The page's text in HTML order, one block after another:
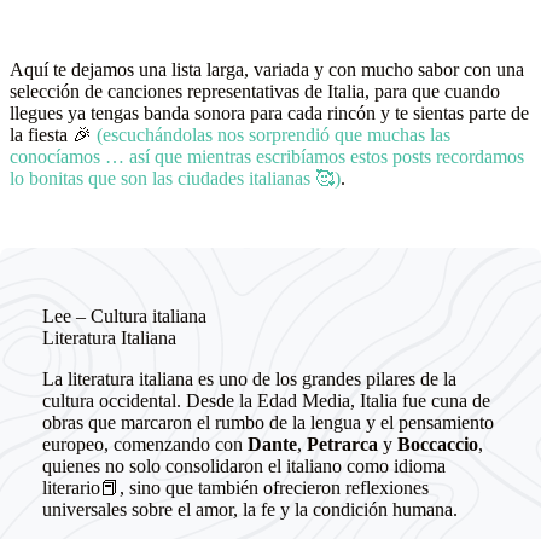
Aquí te dejamos una lista larga, variada y con mucho sabor con una
selección de canciones representativas de Italia, para que cuando
llegues ya tengas banda sonora para cada rincón y te sientas parte de
la fiesta 🎉 (escuchándolas nos sorprendió que muchas las
conocíamos … así que mientras escribíamos estos posts recordamos
lo bonitas que son las ciudades italianas 🥰).
Lee – Cultura italiana
Literatura Italiana
La literatura italiana es uno de los grandes pilares de la
cultura occidental. Desde la Edad Media, Italia fue cuna de
obras que marcaron el rumbo de la lengua y el pensamiento
europeo, comenzando con Dante, Petrarca y Boccaccio,
quienes no solo consolidaron el italiano como idioma
literario📕, sino que también ofrecieron reflexiones
universales sobre el amor, la fe y la condición humana.